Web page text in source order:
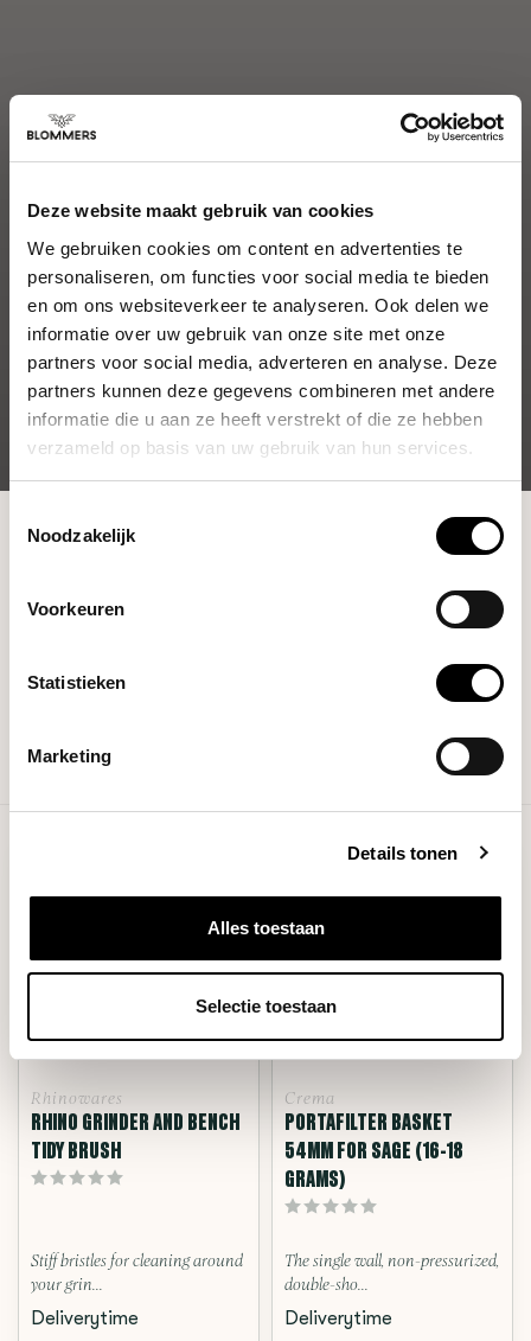
Deze website maakt gebruik van cookies
We gebruiken cookies om content en advertenties te
personaliseren, om functies voor social media te bieden
en om ons websiteverkeer te analyseren. Ook delen we
informatie over uw gebruik van onze site met onze
partners voor social media, adverteren en analyse. Deze
partners kunnen deze gegevens combineren met andere
informatie die u aan ze heeft verstrekt of die ze hebben
verzameld op basis van uw gebruik van hun services.
Noodzakelijk
Voorkeuren
Statistieken
Marketing
Details tonen
Alles toestaan
Selectie toestaan
Rhinowares
RHINO GRINDER AND BENCH
TIDY BRUSH
Stiff bristles for cleaning around
your grin...
Deliverytime
Crema
PORTAFILTER BASKET
54MM FOR SAGE (16-18
GRAMS)
The single wall, non-pressurized,
double-sho...
Deliverytime